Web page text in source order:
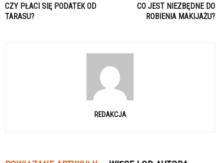
CZY PŁACI SIĘ PODATEK OD
TARASU?
CO JEST NIEZBĘDNE DO
ROBIENIA MAKIJAŻU?
REDAKCJA